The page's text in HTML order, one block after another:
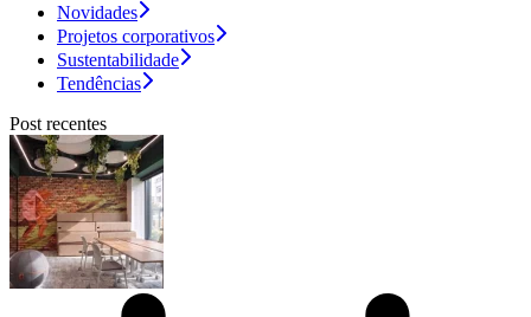
Novidades
Projetos corporativos
Sustentabilidade
Tendências
Post recentes